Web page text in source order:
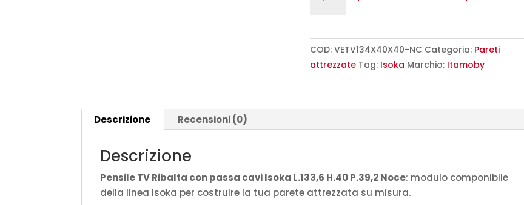
passa
cavi
H.40
COD: VETV134X40X40-NC Categoria: Pareti
attrezzate Tag: Isoka Marchio: Itamoby
Descrizione Recensioni (0)
Descrizione
Pensile TV Ribalta con passa cavi Isoka L.133,6 H.40 P.39,2 Noce: modulo componibile
della linea Isoka per costruire la tua parete attrezzata su misura.